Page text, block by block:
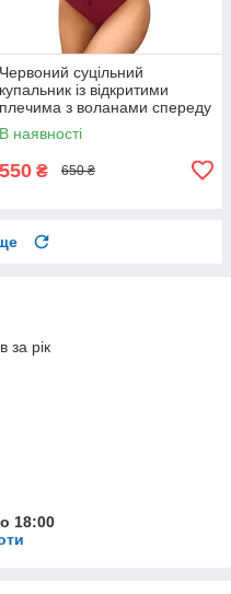
Червоний суцільний
купальник із відкритими
плечима з воланами спереду
на шнурівці
В наявності
550 ₴ 650 ₴
за рік
18:00